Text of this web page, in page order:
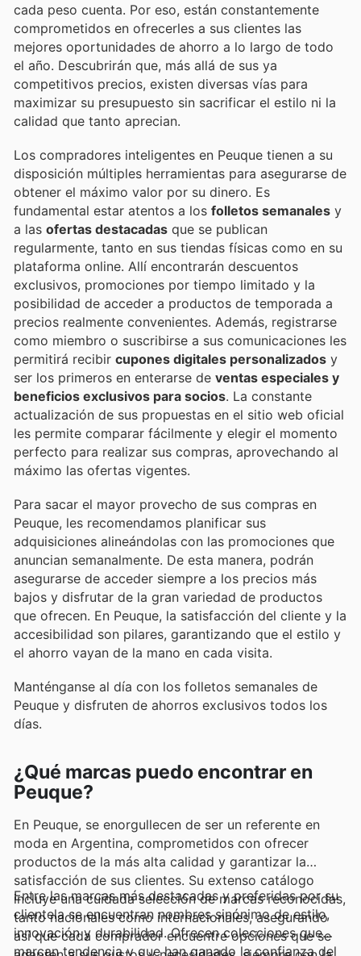
cada peso cuenta. Por eso, están constantemente
comprometidos en ofrecerles a sus clientes las
mejores oportunidades de ahorro a lo largo de todo
el año. Descubrirán que, más allá de sus ya
competitivos precios, existen diversas vías para
maximizar su presupuesto sin sacrificar el estilo ni la
calidad que tanto aprecian.
Los compradores inteligentes en Peuque tienen a su
disposición múltiples herramientas para asegurarse de
obtener el máximo valor por su dinero. Es
fundamental estar atentos a los folletos semanales y
a las ofertas destacadas que se publican
regularmente, tanto en sus tiendas físicas como en su
plataforma online. Allí encontrarán descuentos
exclusivos, promociones por tiempo limitado y la
posibilidad de acceder a productos de temporada a
precios realmente convenientes. Además, registrarse
como miembro o suscribirse a sus comunicaciones les
permitirá recibir cupones digitales personalizados y
ser los primeros en enterarse de ventas especiales y
beneficios exclusivos para socios. La constante
actualización de sus propuestas en el sitio web oficial
les permite comparar fácilmente y elegir el momento
perfecto para realizar sus compras, aprovechando al
máximo las ofertas vigentes.
Para sacar el mayor provecho de sus compras en
Peuque, les recomendamos planificar sus
adquisiciones alineándolas con las promociones que
anuncian semanalmente. De esta manera, podrán
asegurarse de acceder siempre a los precios más
bajos y disfrutar de la gran variedad de productos
que ofrecen. En Peuque, la satisfacción del cliente y la
accesibilidad son pilares, garantizando que el estilo y
el ahorro vayan de la mano en cada visita.
Manténganse al día con los folletos semanales de
Peuque y disfruten de ahorros exclusivos todos los
días.
¿Qué marcas puedo encontrar en
Peuque?
En Peuque, se enorgullecen de ser un referente en
moda en Argentina, comprometidos con ofrecer
productos de la más alta calidad y garantizar la
satisfacción de sus clientes. Su extenso catálogo
incluye una cuidada selección de marcas reconocidas,
tanto nacionales como internacionales, asegurando
así que cada comprador encuentre opciones que se
Entre las marcas más destacadas y preferidas por su
clientela se encuentran nombres sinónimo de estilo,
innovación y durabilidad. Ofrecen colecciones que
marcan tendencia y que han ganado la confianza del